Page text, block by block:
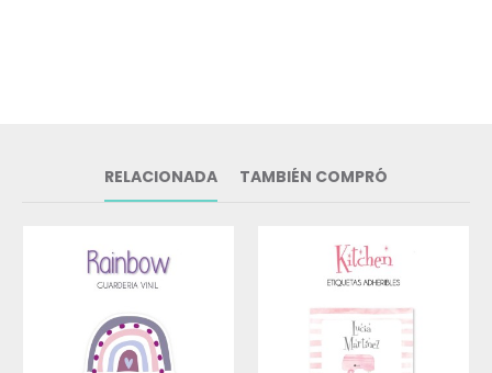
RELACIONADA TAMBIÉN COMPRÓ